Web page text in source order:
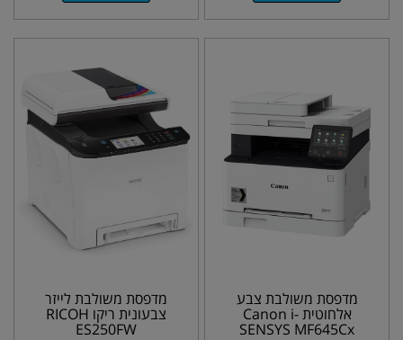
​מדפסת משולבת צבע
אלחוטית Canon i-
SENSYS MF645Cx
מדפסת משולבת לייזר
צבעונית ריקו RICOH
ES250FW